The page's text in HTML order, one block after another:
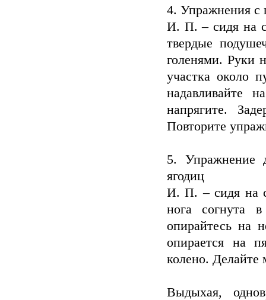
4. Упражнения с
И. П. – сидя на
твердые
голенями. Руки
участка около
надавливайте
напрягите.
Повторите
5. Упражнение
ягодиц
И. П. – сидя на
нога согнута
опирайтесь на
опирается на
колено. Делайте
Выдыхая,